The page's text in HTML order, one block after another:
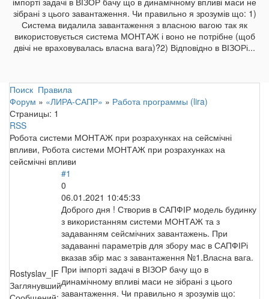
зібрані з цього завантаження. Чи правильно я зрозумів що: 1)
Система видалила завантаження з власною вагою так як
використовується система МОНТАЖ і воно не потрібне (щоб
двічі не враховувалась власна вага)?2) Відповідно в ВІЗОРі...
Поиск Правила
Форум » «ЛИРА-САПР» » Работа программы (lira)
Страницы: 1
RSS
Робота системи МОНТАЖ при розрахунках на сейсмічні
впливи, Робота системи МОНТАЖ при розрахунках на
сейсмічні впливи
Rostyslav_IF
Заглянувший
#1
0
06.01.2021 10:45:33
Доброго дня ! Створив в САПФІР модель будинку
з використанням системи МОНТАЖ та з
задаванням сейсмічних завантажень. При
задаванні параметрів для збору мас в САПФІРі
вказав збір мас з завантаження №1.Власна вага.
При імпорті задачі в ВІЗОР бачу що в
динамічному впливі маси не зібрані з цього
завантаження. Чи правильно я зрозумів що: